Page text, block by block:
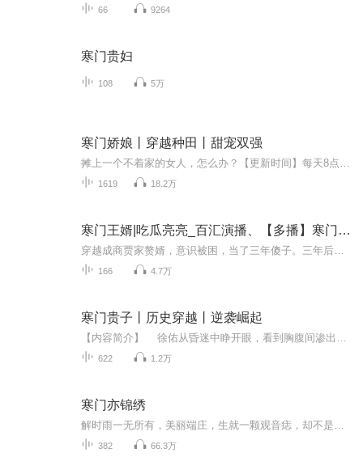
66 9264
寒门贵妇
108 5万
寒门娇娘丨穿越种田丨甜宠双强
1619 18.2万
寒门王婿|吃瓜亮亮_百汇演播、【多播】寒门王婿|穿越逆袭&赘婿封王
166 4.7万
寒门贵子丨历史穿越丨逆袭崛起
622 1.2万
寒门亦锦绣
382 66.3万